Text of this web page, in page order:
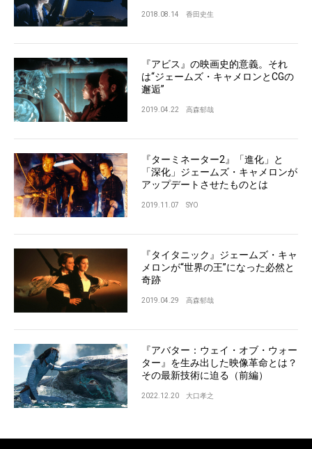
2018.08.14 香田史生
『アビス』の映画史的意義。それ
は“ジェームズ・キャメロンとCGの
邂逅”
2019.04.22 高森郁哉
『ターミネーター2』「進化」と
「深化」ジェームズ・キャメロンが
アップデートさせたものとは
2019.11.07 SYO
『タイタニック』ジェームズ・キャ
メロンが“世界の王”になった必然と
奇跡
2019.04.29 高森郁哉
『アバター：ウェイ・オブ・ウォー
ター』を生み出した映像革命とは？
その最新技術に迫る（前編）
2022.12.20 大口孝之